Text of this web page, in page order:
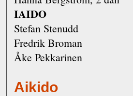
IAIDO
Stefan Stenudd
Fredrik Broman
Åke Pekkarinen
Aikido